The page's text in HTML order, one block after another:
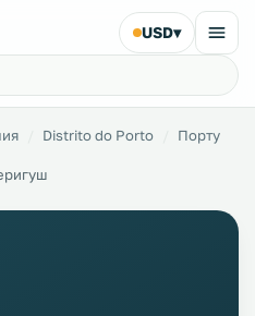
USD▾
Distrito do Porto
Порту